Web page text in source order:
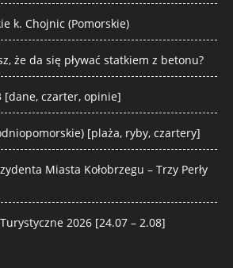
k. Chojnic (Pomorskie)
że da się pływać statkiem z betonu?
[dane, czarter, opinie]
[plaża, ryby, czartery]
Miasta Kołobrzegu – Trzy Perły
2026 [24.07 – 2.08]